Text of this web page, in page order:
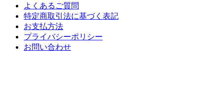
よくあるご質問
特定商取引法に基づく表記
お支払方法
プライバシーポリシー
お問い合わせ